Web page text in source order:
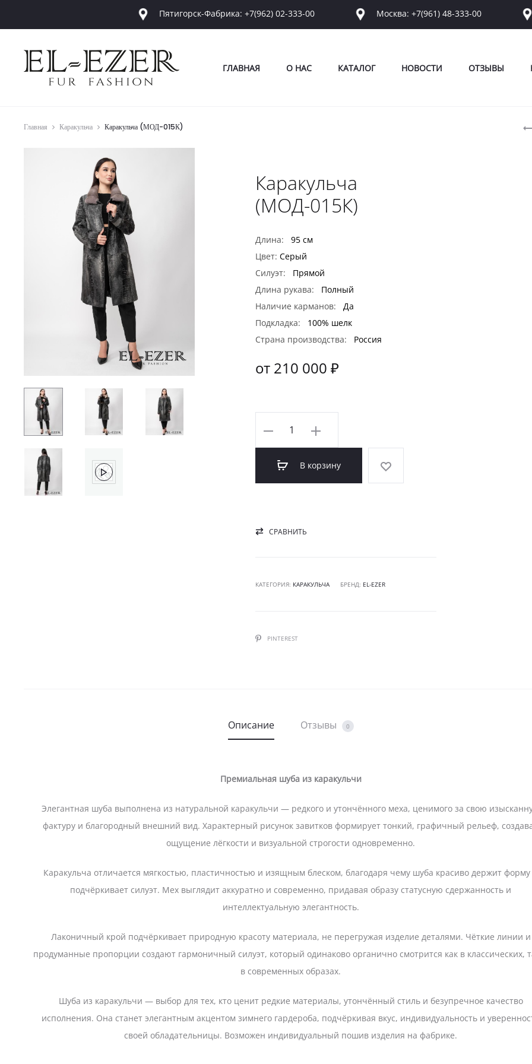
Пятигорск-Фабрика: +7(962) 02-333-00 Москва: +7(961) 48-333-00
ГЛАВНАЯ О НАС КАТАЛОГ НОВОСТИ ОТЗЫВЫ
Главная Каракульча Каракульча (МОД-015К)
Каракульча
(МОД-015К)
Длина: 95 см
Цвет: Серый
Силуэт: Прямой
Длина рукава: Полный
Наличие карманов: Да
Подкладка: 100% шелк
Страна производства: Россия
от 210 000 ₽
Количество
Каракульча
(МОД-015К)
В корзину
СРАВНИТЬ
КАТЕГОРИЯ: КАРАКУЛЬЧА БРЕНД: EL-EZER
SHAREPINTEREST
Описание Отзывы 0
Премиальная шуба из каракульчи
Элегантная шуба выполнена из натуральной каракульчи — редкого и утончённого меха, ценимого за свою
фактуру и благородный внешний вид. Характерный рисунок завитков формирует тонкий, графичный рельеф,
ощущение лёгкости и визуальной строгости одновременно.
Каракульча отличается мягкостью, пластичностью и изящным блеском, благодаря чему шуба красиво держит форму
подчёркивает силуэт. Мех выглядит аккуратно и современно, придавая образу статусную сдержанность и
интеллектуальную элегантность.
Лаконичный крой подчёркивает природную красоту материала, не перегружая изделие деталями. Чёткие линии и
продуманные пропорции создают гармоничный силуэт, который одинаково органично смотрится как в классических,
в современных образах.
Шуба из каракульчи — выбор для тех, кто ценит редкие материалы, утончённый стиль и безупречное качество
исполнения. Она станет элегантным акцентом зимнего гардероба, подчёркивая вкус, индивидуальность и
своей обладательницы. Возможен индивидуальный пошив изделия на фабрике.